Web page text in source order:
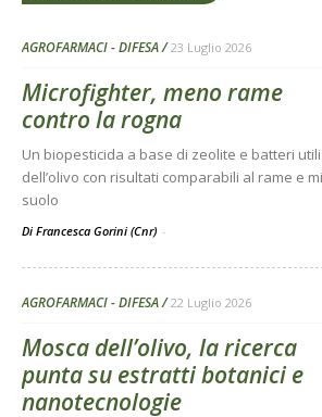
AGROFARMACI - DIFESA 23 Luglio 2026
Microfighter, meno rame
contro la rogna
Un biopesticida a base di zeolite e batteri
dell’olivo con risultati comparabili al rame e
suolo
Di Francesca Gorini (Cnr) -
AGROFARMACI - DIFESA 22 Luglio 2026
Mosca dell’olivo, la ricerca
punta su estratti botanici e
nanotecnologie